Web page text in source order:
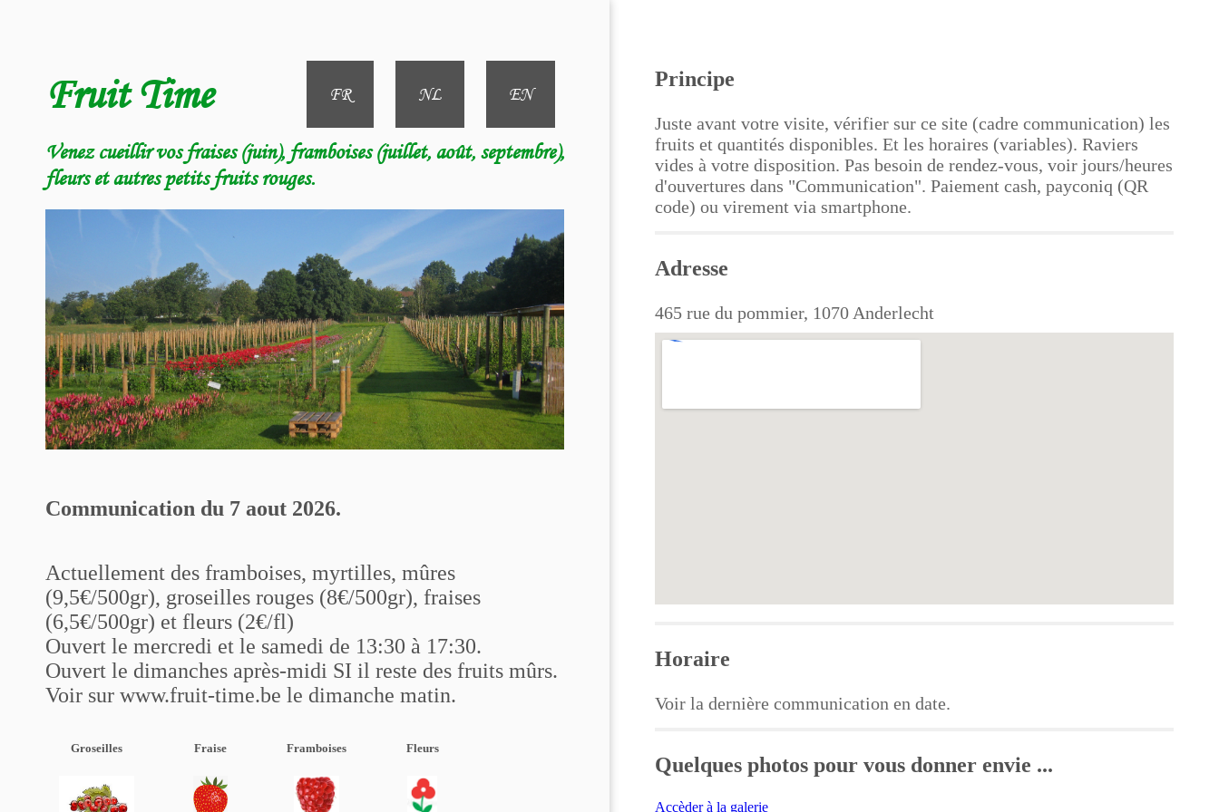
Fruit Time FR NL EN
Venez cueillir vos fraises (juin), framboises (juillet, août, septembre),
fleurs et autres petits fruits rouges.
Communication du 7 aout 2026.
Actuellement des framboises, myrtilles, mûres
(9,5€/500gr), groseilles rouges (8€/500gr), fraises
(6,5€/500gr) et fleurs (2€/fl)
Ouvert le mercredi et le samedi de 13:30 à 17:30.
Ouvert le dimanches après-midi SI il reste des fruits mûrs.
Voir sur www.fruit-time.be le dimanche matin.
Groseilles Fraise Framboises Fleurs
Principe
Juste avant votre visite, vérifier sur ce site (cadre communication) les
fruits et quantités disponibles. Et les horaires (variables). Raviers
vides à votre disposition. Pas besoin de rendez-vous, voir jours/heures
d'ouvertures dans "Communication". Paiement cash, payconiq (QR
code) ou virement via smartphone.
Adresse
465 rue du pommier, 1070 Anderlecht
Horaire
Voir la dernière communication en date.
Quelques photos pour vous donner envie ...
Accèder à la galerie